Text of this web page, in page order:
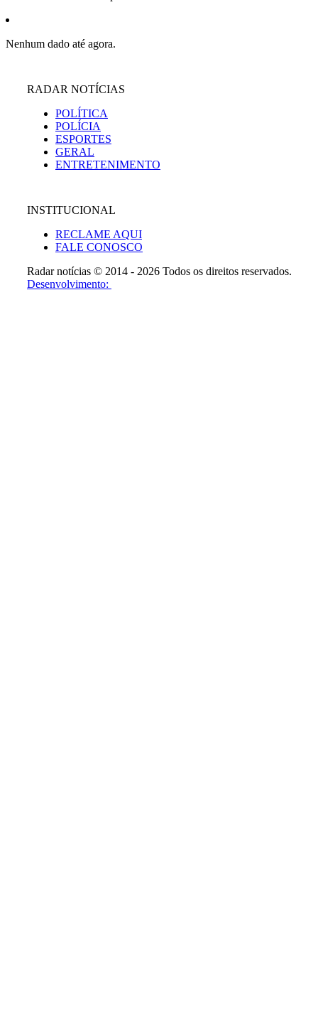
Nenhum dado até agora.
RADAR NOTÍCIAS
POLÍTICA
POLÍCIA
ESPORTES
GERAL
ENTRETENIMENTO
INSTITUCIONAL
RECLAME AQUI
FALE CONOSCO
Radar notícias © 2014 - 2026 Todos os direitos reservados.
Desenvolvimento: